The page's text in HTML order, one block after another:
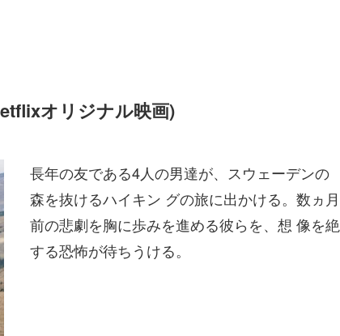
オリジナル映画)
長年の友である4人の男達が、スウェーデンの
森を抜けるハイキン グの旅に出かける。数ヵ月
前の悲劇を胸に歩みを進める彼らを、想 像を絶
する恐怖が待ちうける。